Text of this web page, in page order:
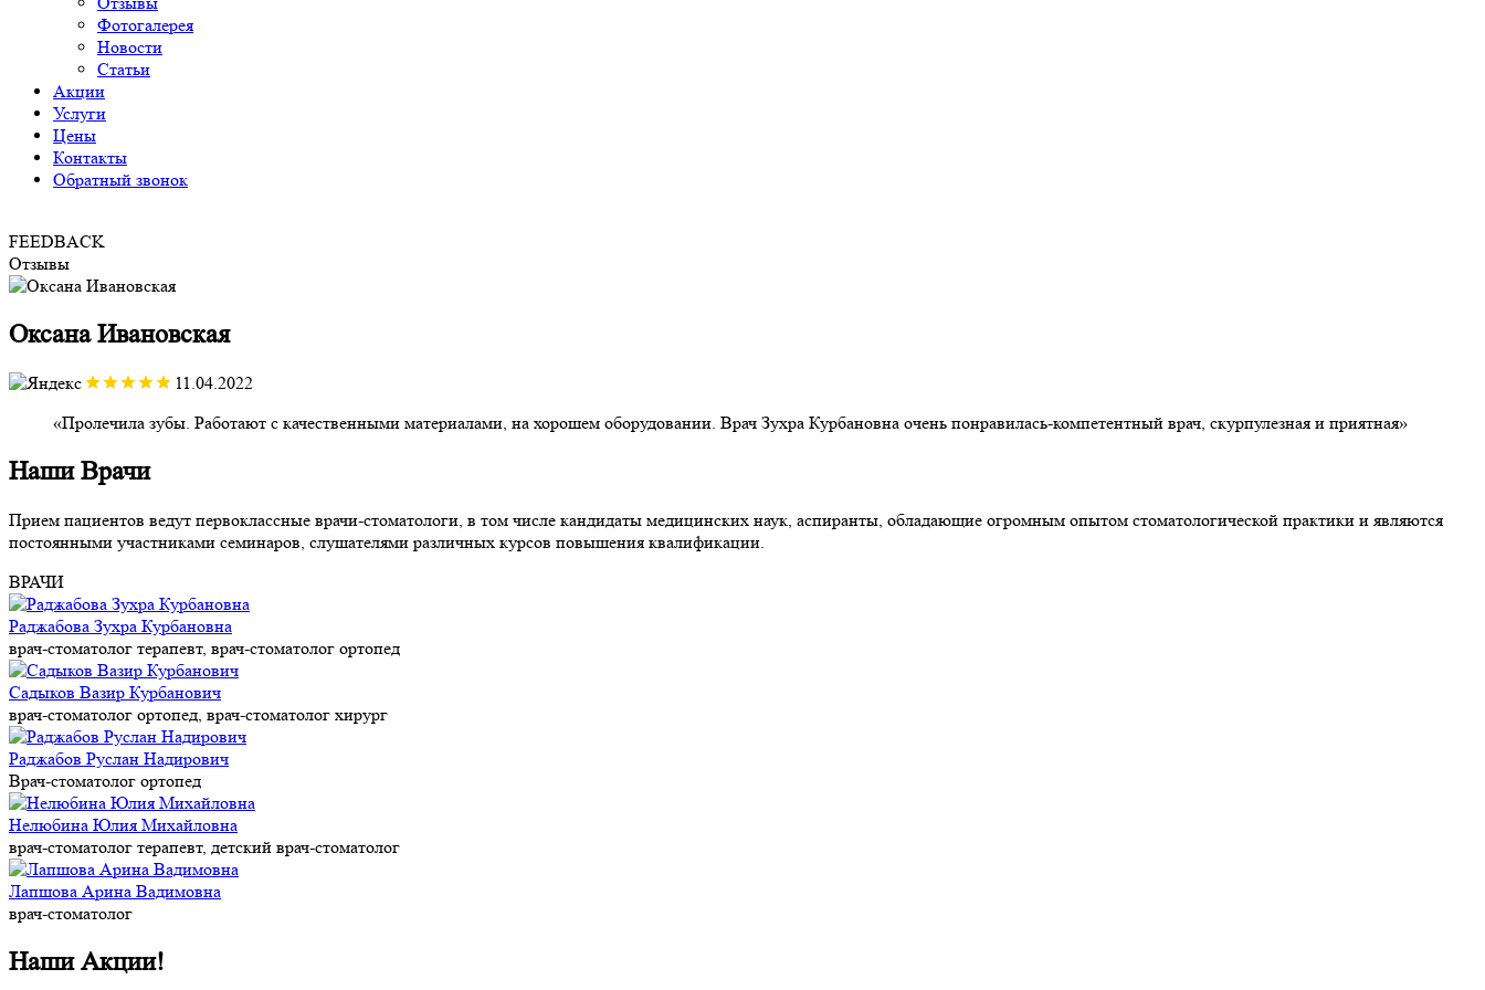
Фотогалерея
Новости
Статьи
Акции
Услуги
Цены
Контакты
Обратный звонок
FEEDBACK
Отзывы
Оксана Ивановская
11.04.2022
Пролечила зубы. Работают с качественными материалами, на хорошем оборудовании. Врач Зухра Курбановна очень понравилась-компетентный врач, скурпулезная и приятная
НашиВрачи
Прием пациентов ведут первоклассные врачи-стоматологи, в том числе кандидаты медицинских наук, аспиранты, обладающие огромным опытом стоматологической практики и являются
постоянными участниками семинаров, слушателями различных курсов повышения квалификации.
ВРАЧИ
Раджабова Зухра Курбановна
врач-стоматолог терапевт, врач-стоматолог ортопед
Садыков Вазир Курбанович
врач-стоматолог ортопед, врач-стоматолог хирург
Раджабов Руслан Надирович
Врач-стоматолог ортопед
Нелюбина Юлия Михайловна
врач-стоматолог терапевт, детский врач-стоматолог
Лапшова Арина Вадимовна
врач-стоматолог
Наши Акции!